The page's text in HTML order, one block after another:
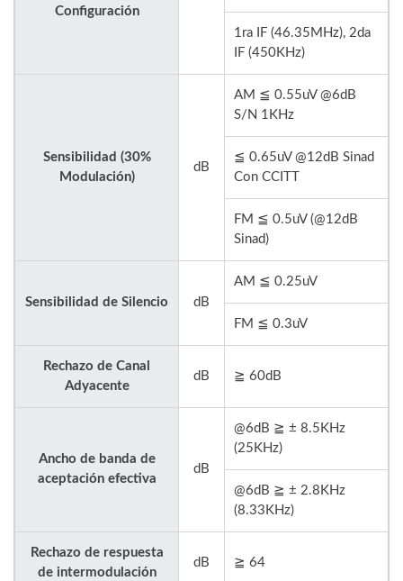
Configuración
1ra IF (46.35MHz), 2da
IF (450KHz)
Sensibilidad (30%
Modulación)
dB
AM ≦ 0.55uV @6dB
S/N 1KHz
≦ 0.65uV @12dB Sinad
Con CCITT
FM ≦ 0.5uV (@12dB
Sinad)
Sensibilidad de Silencio dB
AM ≦ 0.25uV
FM ≦ 0.3uV
Rechazo de Canal
Adyacente
dB ≧ 60dB
Ancho de banda de
aceptación efectiva
dB
@6dB ≧ ± 8.5KHz
(25KHz)
@6dB ≧ ± 2.8KHz
(8.33KHz)
Rechazo de respuesta
de intermodulación
dB ≧ 64